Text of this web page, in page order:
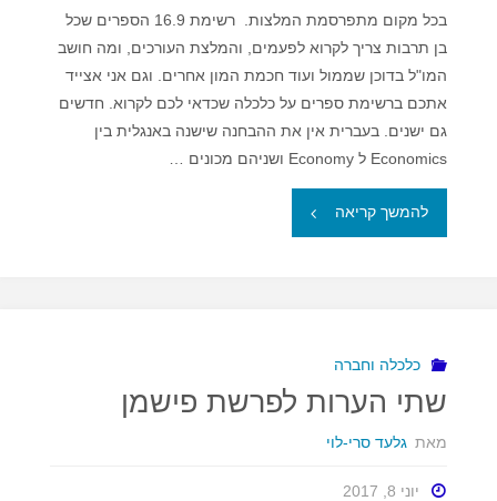
בכל מקום מתפרסמת המלצות. רשימת 16.9 הספרים שכל
בן תרבות צריך לקרוא לפעמים, והמלצת העורכים, ומה חושב
המו"ל בדוכן שממול ועוד חכמת המון אחרים. וגם אני אצייד
אתכם ברשימת ספרים על כלכלה שכדאי לכם לקרוא. חדשים
גם ישנים. בעברית אין את ההבחנה שישנה באנגלית בין
Economics ל Economy ושניהם מכונים …
להמשך קריאה "שבוע
כלכלה וחברה
שתי הערות לפרשת פישמן
מאת גלעד סרי-לוי
יוני 8, 2017